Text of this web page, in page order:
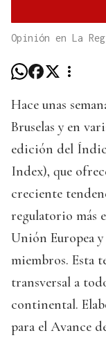
Opinión en La
Hace unas
Bruselas y en
edición del
Index), que
creciente
regulatorio más
Unión Europea y
miembros. Esta
transversal a
continental.
para el Avance